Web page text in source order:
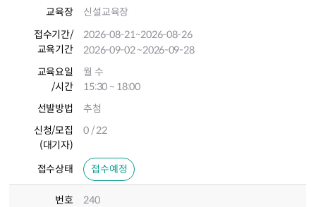
교육장
신설교육장
접수기간/
교육기간
2026-08-21~2026-08-26
2026-09-02~2026-09-28
교육요일
/시간
월 수
15:30 ~ 18:00
선발방법
추첨
신청/모집
(대기자)
0 / 22
접수상태 접수예정
번호
240